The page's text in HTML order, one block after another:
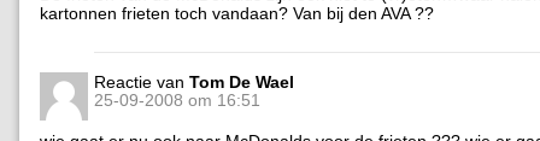
kartonnen frieten toch vandaan? Van bij den AVA ??
Reactie van Tom De Wael
25-09-2008 om 16:51